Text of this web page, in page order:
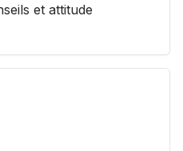
et attitude